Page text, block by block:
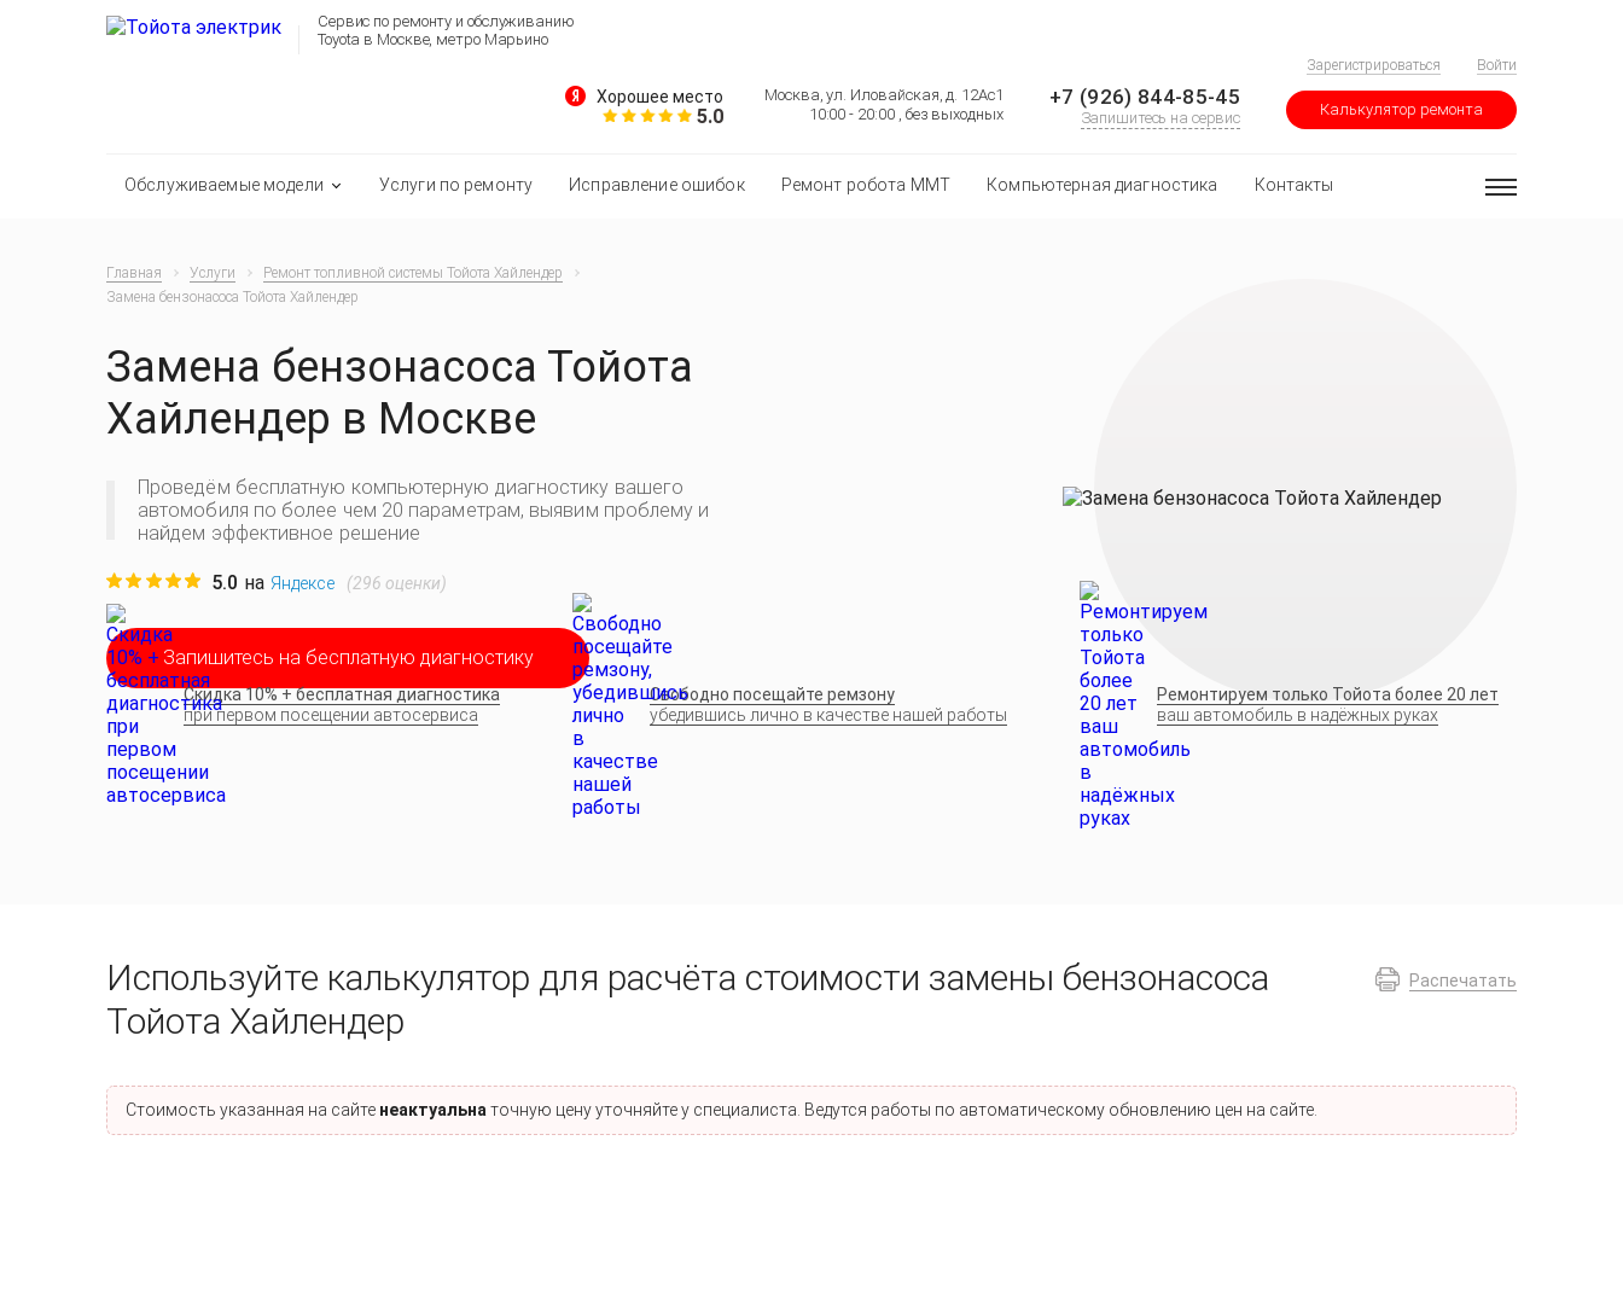
Сервис по ремонту и обслуживанию
Toyota в Москве, метро Марьино
Зарегистрироваться Войти
Хорошее место
5.0
Москва, ул. Иловайская, д. 12Ас1
10:00 - 20:00 , без выходных
+7 (926) 844-85-45
Запишитесь на сервис Калькулятор ремонта
Обслуживаемые модели Услуги по ремонту Исправление ошибок Ремонт робота MMT Компьютерная диагностика Контакты
Главная Услуги
Ремонт топливной системы Тойота Хайлендер
Замена бензонасоса Тойота Хайлендер
Замена бензонасоса Тойота
Хайлендер в Москве
Проведём бесплатную компьютерную диагностику вашего
автомобиля по более чем 20 параметрам, выявим проблему и
найдем эффективное решение
5.0 на Яндексе (296 оценки)
Запишитесь на бесплатную диагностику
Скидка 10% + бесплатная диагностика
при первом посещении автосервиса
Свободно посещайте ремзону
убедившись лично в качестве нашей работы
Ремонтируем только Тойота более 20 лет
ваш автомобиль в надёжных руках
Распечатать
Используйте калькулятор для расчёта стоимости замены бензонасоса
Тойота Хайлендер
Стоимость указанная на сайте неактуальна точную цену уточняйте у специалиста. Ведутся работы по автоматическому обновлению цен на сайте.